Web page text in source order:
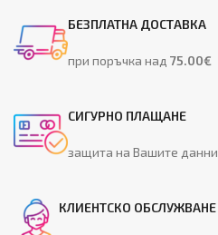
БЕЗПЛАТНА ДОСТАВКА
при поръчка над75.00€
СИГУРНО ПЛАЩАНЕ
защита на Вашите данни
КЛИЕНТСКО ОБСЛУЖВАНЕ